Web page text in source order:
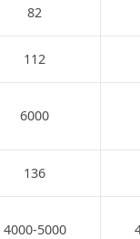
82
112
6000
136
4000-5000